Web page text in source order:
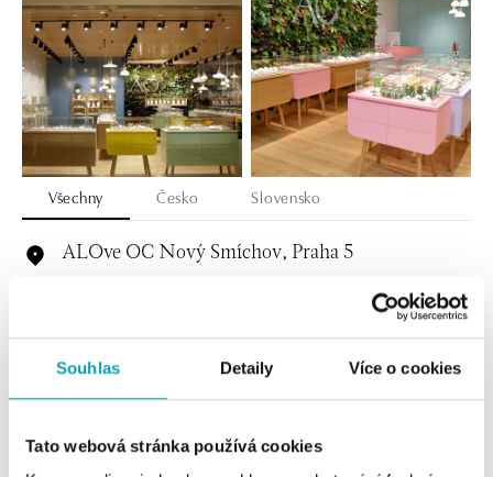
Souhlas Detaily Více o cookies
Tato webová stránka používá cookies
Všechny Česko Slovensko
ALOve OC Nový Smíchov, Praha 5
tel.: +420604389337
dnes otevřeno od 10:00